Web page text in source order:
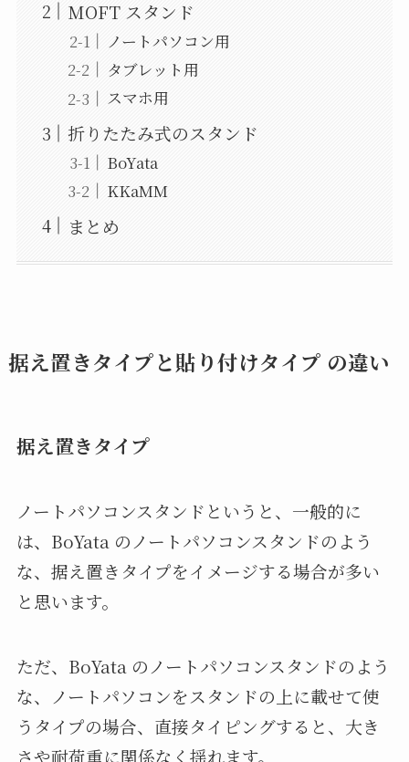
MOFT スタンド
ノートパソコン用
タブレット用
スマホ用
折りたたみ式のスタンド
BoYata
KKaMM
まとめ
据え置きタイプと貼り付けタイプ の違い
据え置きタイプ
ノートパソコンスタンドというと、一般的に
は、BoYata のノートパソコンスタンドのよう
な、据え置きタイプをイメージする場合が多い
と思います。
ただ、BoYata のノートパソコンスタンドのよう
な、ノートパソコンをスタンドの上に載せて使
うタイプの場合、直接タイピングすると、大き
さや耐荷重に関係なく揺れます。